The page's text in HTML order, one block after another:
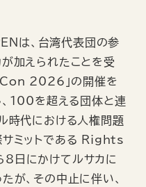
、台湾代表団の参
加えられたことを受
2026」の開催を
100を超える団体と連
時代における人権問題
サミットである Rights
日にかけてルサカに
が、その中止に伴い、